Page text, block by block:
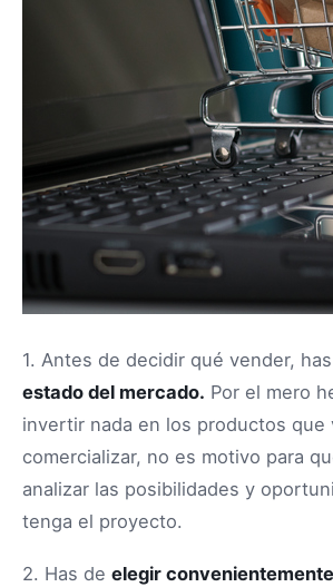
1. Antes de decidir qué vender,
estado del mercado. Por el mero
invertir nada en los productos que
comercializar, no es motivo para
analizar las posibilidades y
tenga el proyecto.
2. Has de elegir